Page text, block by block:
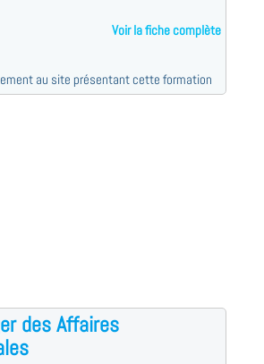
Voir la fiche complète
au site présentant cette formation
des Affaires